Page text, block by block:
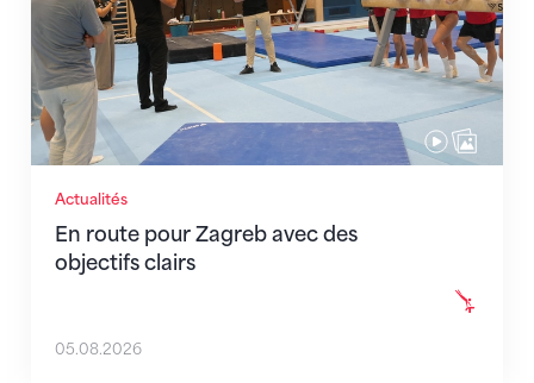
Actualités
En route pour Zagreb avec des
objectifs clairs
05.08.2026